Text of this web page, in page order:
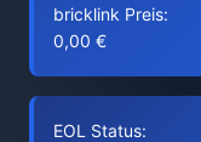
bricklink Preis:
0,00 €
EOL Status: